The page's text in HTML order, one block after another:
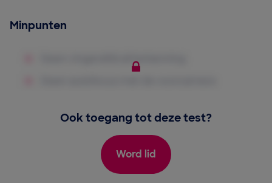
Minpunten
Ook toegang tot deze test?
Word lid